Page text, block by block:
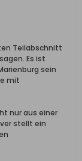
Teilabschnitt
Es ist
sein
mit
nur aus einer
stellt ein